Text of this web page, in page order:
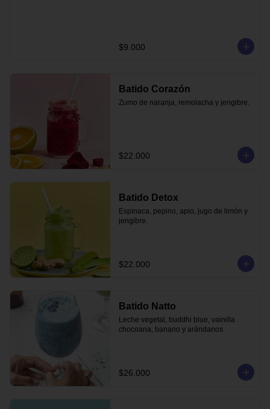
$9.000
Batido Corazón
Zumo de naranja, remolacha y jengibre.
$22.000
Batido Detox
Espinaca, pepino, apio, jugo de limón y
jengibre.
$22.000
Batido Natto
Leche vegetal, buddhi blue, vainilla
chocoana, banano y arándanos.
$26.000